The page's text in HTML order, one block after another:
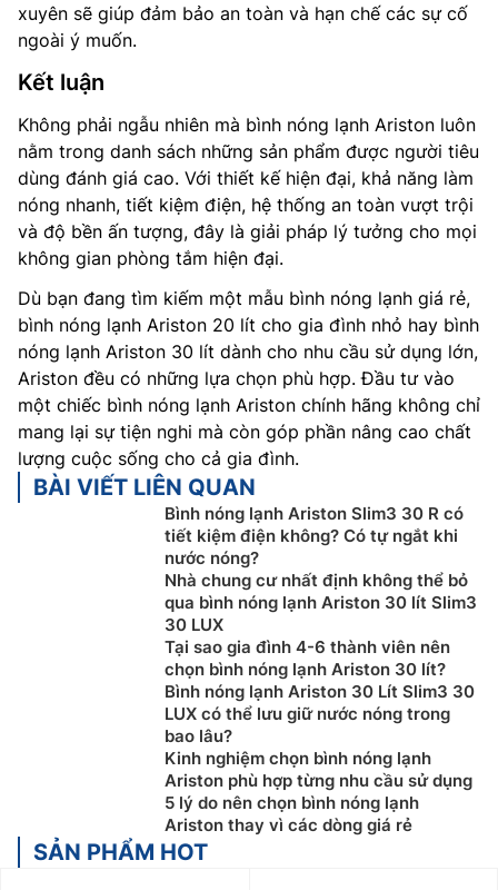
xuyên sẽ giúp đảm bảo an toàn và hạn chế các sự cố
ngoài ý muốn.
Kết luận
Không phải ngẫu nhiên mà bình nóng lạnh Ariston luôn
nằm trong danh sách những sản phẩm được người tiêu
dùng đánh giá cao. Với thiết kế hiện đại, khả năng làm
nóng nhanh, tiết kiệm điện, hệ thống an toàn vượt trội
và độ bền ấn tượng, đây là giải pháp lý tưởng cho mọi
không gian phòng tắm hiện đại.
Dù bạn đang tìm kiếm một mẫu bình nóng lạnh giá rẻ,
bình nóng lạnh Ariston 20 lít cho gia đình nhỏ hay bình
nóng lạnh Ariston 30 lít dành cho nhu cầu sử dụng lớn,
Ariston đều có những lựa chọn phù hợp. Đầu tư vào
một chiếc bình nóng lạnh Ariston chính hãng không chỉ
mang lại sự tiện nghi mà còn góp phần nâng cao chất
lượng cuộc sống cho cả gia đình.
BÀI VIẾT LIÊN QUAN
Bình nóng lạnh Ariston Slim3 30 R có
tiết kiệm điện không? Có tự ngắt khi
nước nóng?
Nhà chung cư nhất định không thể bỏ
qua bình nóng lạnh Ariston 30 lít Slim3
30 LUX
Tại sao gia đình 4-6 thành viên nên
chọn bình nóng lạnh Ariston 30 lít?
Bình nóng lạnh Ariston 30 Lít Slim3 30
LUX có thể lưu giữ nước nóng trong
bao lâu?
Kinh nghiệm chọn bình nóng lạnh
Ariston phù hợp từng nhu cầu sử dụng
5 lý do nên chọn bình nóng lạnh
Ariston thay vì các dòng giá rẻ
SẢN PHẨM HOT